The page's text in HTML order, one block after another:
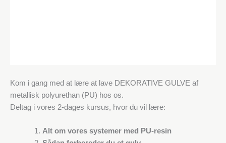
Kom i gang med at lære at lave DEKORATIVE GULVE af
metallisk polyurethan (PU) hos os.
Deltag i vores 2-dages kursus, hvor du vil lære:
Alt om vores systemer med PU-resin